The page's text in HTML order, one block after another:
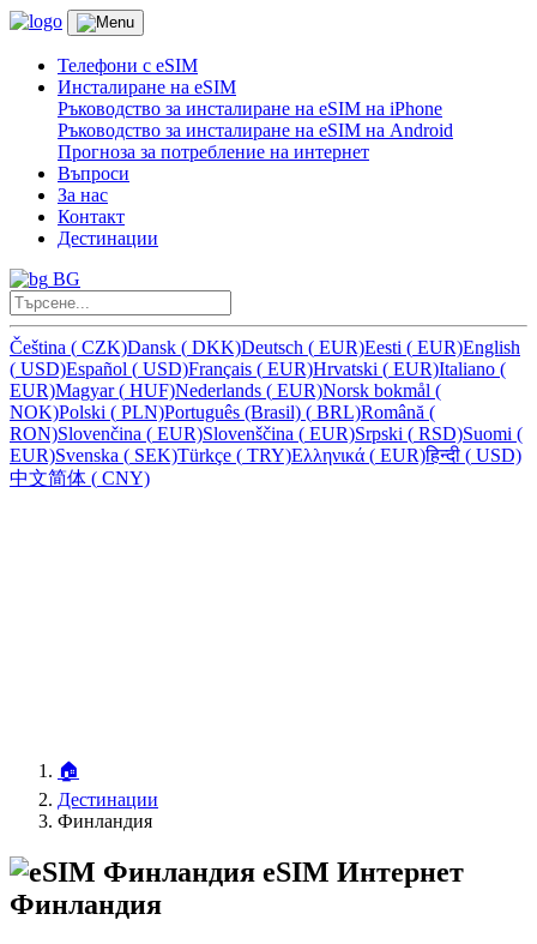
Телефони с eSIM
Инсталиране на eSIM
Ръководство за инсталиране на eSIM на iPhone
Ръководство за инсталиране на eSIM на Android
Прогноза за потребление на интернет
Въпроси
За нас
Контакт
Дестинации
BG
Čeština ( CZK)Dansk ( DKK)Deutsch ( EUR)Eesti ( EUR)English
( USD)Español ( USD)Français ( EUR)Hrvatski ( EUR)Italiano (
EUR)Magyar( HUF)Nederlands ( EUR)Norsk bokmål (
NOK)Polski ( PLN)Português (Brasil) ( BRL)Română (
RON)Slovenčina ( EUR)Slovenščina ( EUR)Srpski ( RSD)Suomi (
EUR)Svenska ( SEK)Türkçe ( TRY)Ελληνικά ( EUR)हिन्दी ( USD)
中文简体 ( CNY)
🏠
Дестинации
Финландия
eSIM Интернет
Финландия